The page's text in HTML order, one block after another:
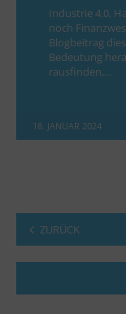
Industrie 4.0,
noch
Blogbeitrag
Bedeutung
rausfinden,…
18. JANUAR 2024
ZURÜCK